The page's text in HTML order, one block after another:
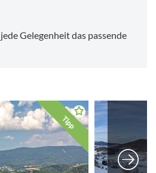
Gelegenheit das passende
Tipp